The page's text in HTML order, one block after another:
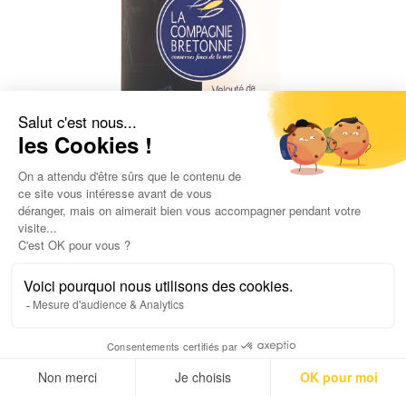
Velouté de moules, curry et lait de coco 570g
7,80€